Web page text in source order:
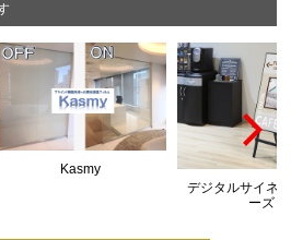
Kasmy
デジタルサイネ
ーズ